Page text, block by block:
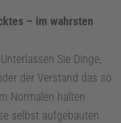
– im wahrsten
Sie Dinge,
der Verstand das so
Normalen halten
selbst aufgebauten